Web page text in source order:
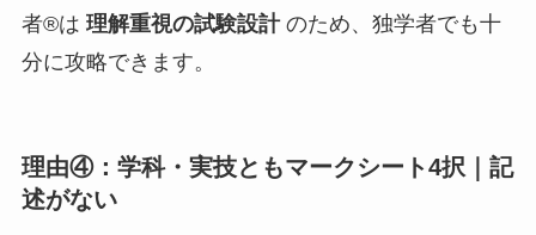
者®は 理解重視の試験設計のため、独学者でも十
分に攻略できます。
理由④：学科・実技ともマークシート4択｜記
述がない